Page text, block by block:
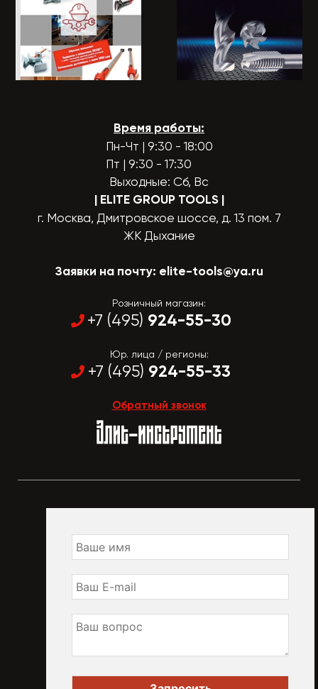
Время работы:
Пн-Чт | 9:30 - 18:00
Пт | 9:30 - 17:30
Выходные: Сб, Вс
| ELITE GROUP TOOLS |
г. Москва, Дмитровское шоссе, д. 13 пом. 7
ЖК Дыхание
Заявки на почту: elite-tools@ya.ru
Розничный магазин:
+7 (495) 924-55-30
Юр. лица / регионы:
+7 (495) 924-55-33
Обратный звонок